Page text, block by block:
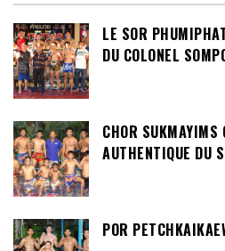
LE SOR
DU COLONEL
CHOR SUKMAYIMS
AUTHENTIQUE DU
POR